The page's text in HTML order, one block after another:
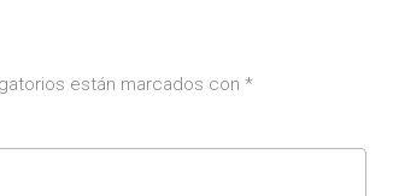
están marcados con *